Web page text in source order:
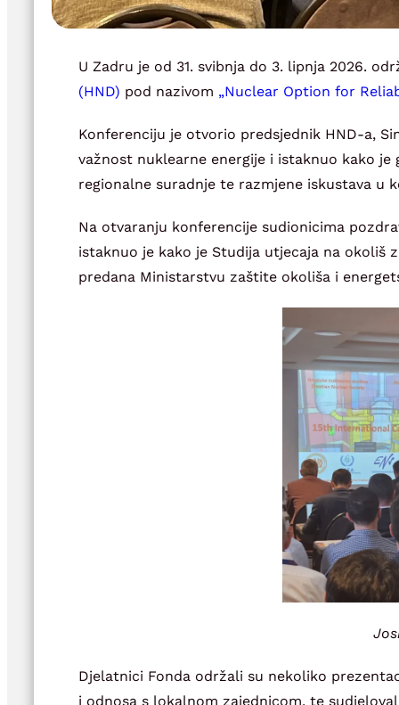
U Zadru je od 31. svibnja do 3. lipnja 2026.
(HND) pod nazivom „Nuclear Option for
Konferenciju je otvorio predsjednik HND-a,
važnost nuklearne energije i istaknuo kako
regionalne suradnje te razmjene iskustava u
Na otvaranju konferencije sudionicima
istaknuo je kako je Studija utjecaja na okoliš
predana Ministarstvu zaštite okoliša i
Djelatnici Fonda održali su nekoliko
i odnosa s lokalnom zajednicom, te